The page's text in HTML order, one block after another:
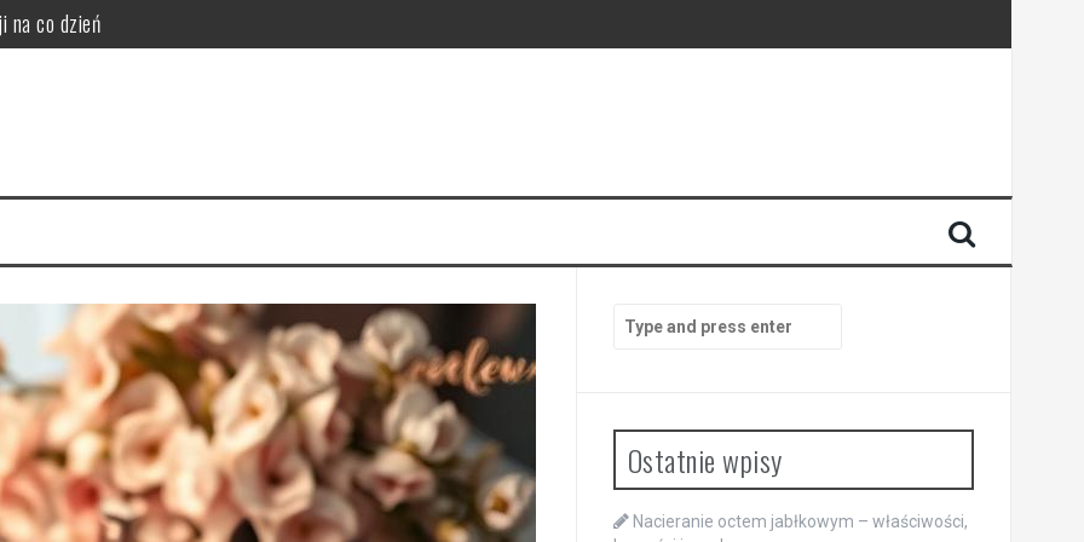
na co dzień
do sypialni
korzyści i ryzyka
for:
Ostatnie wpisy
Nacieranie octem jabłkowym – właściwości,